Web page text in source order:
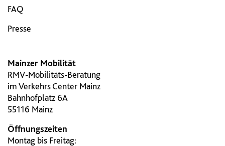
FAQ
Presse
Mainzer Mobilität
RMV-Mobilitäts-Beratung
im Verkehrs Center Mainz
Bahnhofplatz 6A
55116 Mainz
Öffnungszeiten
Montag bis Freitag: